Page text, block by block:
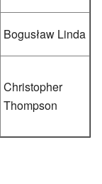
Bogusław Linda
Christopher
Thompson